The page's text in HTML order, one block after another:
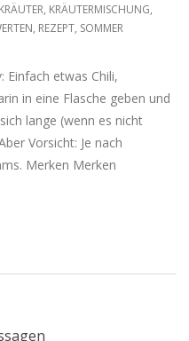
KRÄUTER, KRÄUTERMISCHUNG,
, REZEPT, SOMMER
Einfach etwas Chili,
in eine Flasche geben und
lange (wenn es nicht
Vorsicht: Je nach
Merken Merken